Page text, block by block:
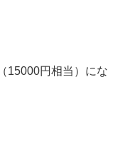
15000円相当）にな